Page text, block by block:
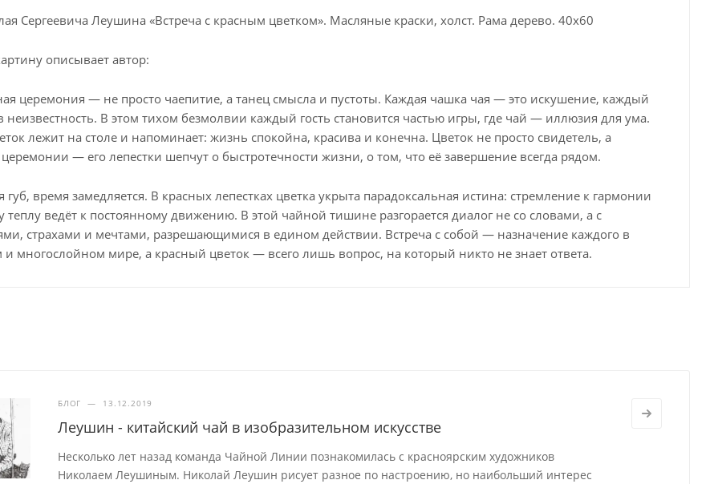
Сергеевича Леушина «Встреча с красным цветком». Масляные краски, холст. Рама дерево. 40х60
описывает автор:
церемония — не просто чаепитие, а танец смысла и пустоты. Каждая чашка чая — это искушение, каждый
неизвестность. В этом тихом безмолвии каждый гость становится частью игры, где чай — иллюзия для ума.
лежит на столе и напоминает: жизнь спокойна, красива и конечна. Цветок не просто свидетель, а
церемонии — его лепестки шепчут о быстротечности жизни, о том, что её завершение всегда рядом.
губ, время замедляется. В красных лепестках цветка укрыта парадоксальная истина: стремление к гармонии
теплу ведёт к постоянному движению. В этой чайной тишине разгорается диалог не со словами, а с
страхами и мечтами, разрешающимися в едином действии. Встреча с собой — назначение каждого в
и многослойном мире, а красный цветок — всего лишь вопрос, на который никто не знает ответа.
БЛОГ — 13.12.2019
Леушин - китайский чай в изобразительном искусстве
Несколько лет назад команда Чайной Линии познакомилась с красноярским художников
Николаем Леушиным. Николай Леушин рисует разное по настроению, но наибольший интерес